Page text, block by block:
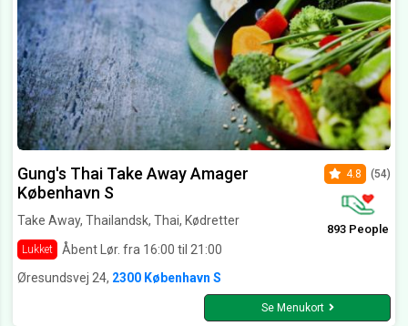
Gung's Thai Take Away Amager
København S
Take Away, Thailandsk, Thai, Kødretter
Lukket Åbent Lør. fra 16:00 til 21:00
4.8 (54)
893 People
Øresundsvej 24, 2300 København S
Se Menukort